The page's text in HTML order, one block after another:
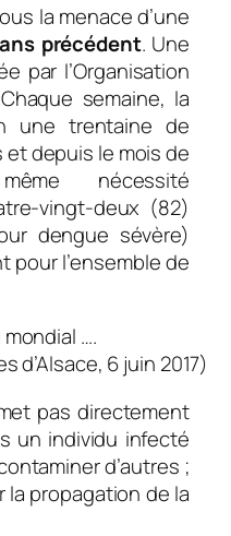
la menace d’une
précédent. Une
par l’Organisation
semaine, la
une trentaine de
depuis le mois de
nécessité
vingt-deux (82)
dengue sévère)
l’ensemble de
d’Alsace, 6 juin 2017)
pas directement
un individu infecté
d’autres ;
propagation de la